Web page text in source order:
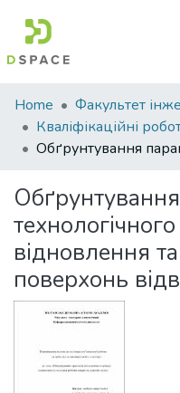
Communities
&
Collections
Statistics
Home
відновлення
поверхонь